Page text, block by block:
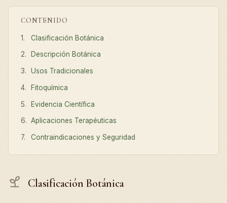
CONTENIDO
Clasificación Botánica
Descripción Botánica
Usos Tradicionales
Fitoquímica
Evidencia Científica
Aplicaciones Terapéuticas
Contraindicaciones y Seguridad
Clasificación Botánica